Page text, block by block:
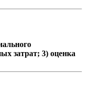
затрат; 3) оценка